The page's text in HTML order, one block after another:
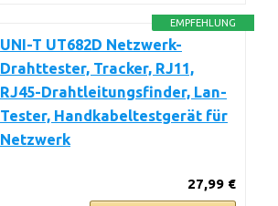
EMPFEHLUNG
UNI-T UT682D Netzwerk-
Drahttester, Tracker, RJ11,
RJ45-Drahtleitungsfinder, Lan-
Tester, Handkabeltestgerät für
Netzwerk
27,99 €